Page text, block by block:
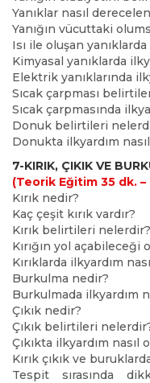
Yanıklar nasıl
Yanığın vücuttaki
Isı ile oluşan
Kimyasal yanıklarda
Elektrik yanıklarında
Sıcak çarpması
Sıcak çarpmasında
Donuk belirtileri
Donukta ilkyardım nasıl
7-KIRIK, ÇIKIK VE
(Teorik Eğitim 35 dk. –
Kırık nedir?
Kaç çeşit kırık vardır?
Kırık belirtileri nelerdir?
Kırığın yol
Kırıklarda ilkyardım
Burkulma nedir?
Burkulmada ilkyardım
Çıkık nedir?
Çıkık belirtileri
Çıkıkta ilkyardım nasıl
Kırık çıkık ve
Tespit sırasında